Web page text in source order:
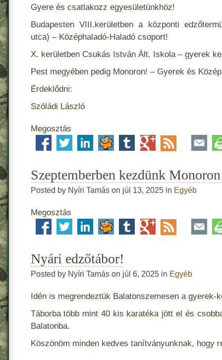
Gyere és csatlakozz egyesületünkhöz!
Budapesten VIII.kerületben a központi
utca) – Középhaladó-Haladó csoport!
X. kerületben Csukás István Ált. Iskola – gyerek
Pest megyében pedig Monoron! – Gyerek és
Érdeklődni:
Szóládi László
Megosztás
Szeptemberben kezdünk
Posted by Nyíri Tamás on júl 13, 2025 in Egyéb
Megosztás
Nyári edzőtábor!
Posted by Nyíri Tamás on júl 6, 2025 in Egyéb
Idén is megrendeztük Balatonszemesen a gyerek-
Táborba több mint 40 kis karatéka jött el és
Balatonba.
Köszönöm minden kedves tanítványunknak, hogy